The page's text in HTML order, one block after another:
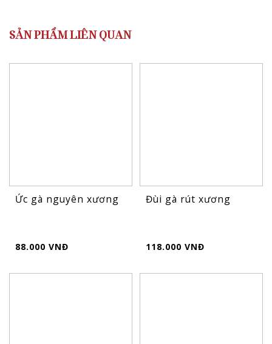
SẢN PHẨM LIÊN QUAN
Ức gà nguyên xương
88.000 VNĐ
Đùi gà rút xương
118.000 VNĐ